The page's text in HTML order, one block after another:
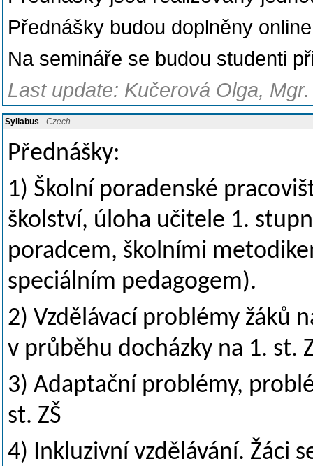
Přednášky budou doplněny
Na semináře se budou studenti
Last update: Kučerová Olga,
Syllabus - Czech
Přednášky:
1) Školní poradenské
školství, úloha učitele 1.
poradcem, školními
speciálním pedagogem).
2) Vzdělávací problémy žáků
v průběhu docházky na 1. st.
3) Adaptační problémy,
st. ZŠ
4) Inkluzivní vzdělávání. Žáci